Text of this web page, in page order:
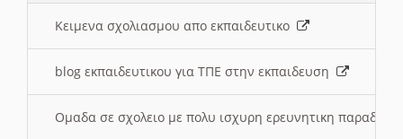
Κειμενα σχολιασμου απο εκπαιδευτικο
blog εκπαιδευτικου για ΤΠΕ στην εκπαιδευση
Ομαδα σε σχολειο με πολυ ισχυρη ερευνητικη